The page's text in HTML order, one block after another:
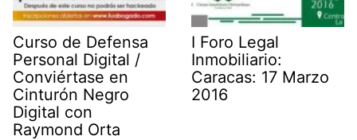
Curso de Defensa
Personal Digital /
Conviértase en
Cinturón Negro
Digital con
Raymond Orta
I Foro Legal
Inmobiliario:
Caracas: 17 Marzo
2016